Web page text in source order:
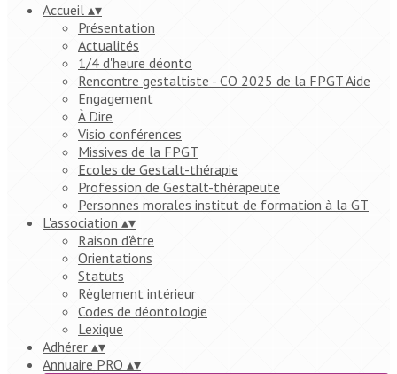
Accueil ▴▾
Présentation
Actualités
1/4 d'heure déonto
Rencontre gestaltiste - CO 2025 de la FPGT Aide
Engagement
À Dire
Visio conférences
Missives de la FPGT
Ecoles de Gestalt-thérapie
Profession de Gestalt-thérapeute
Personnes morales institut de formation à la GT
L'association ▴▾
Raison d'être
Orientations
Statuts
Règlement intérieur
Codes de déontologie
Lexique
Adhérer ▴▾
Annuaire PRO ▴▾